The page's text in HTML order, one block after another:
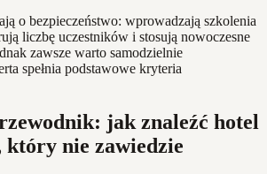
o bezpieczeństwo: wprowadzają szkolenia
liczbę uczestników i stosują nowoczesne
zawsze warto samodzielnie
spełnia podstawowe kryteria
jak znaleźć hotel
który nie zawiedzie